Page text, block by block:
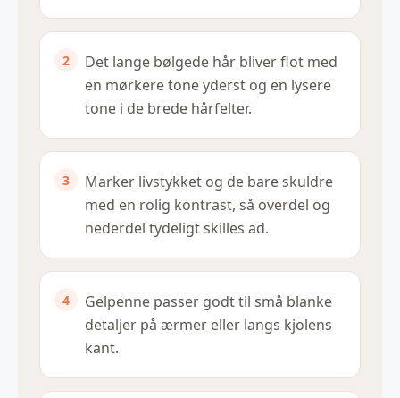
Det lange bølgede hår bliver flot med
en mørkere tone yderst og en lysere
tone i de brede hårfelter.
Marker livstykket og de bare skuldre
med en rolig kontrast, så overdel og
nederdel tydeligt skilles ad.
Gelpenne passer godt til små blanke
detaljer på ærmer eller langs kjolens
kant.